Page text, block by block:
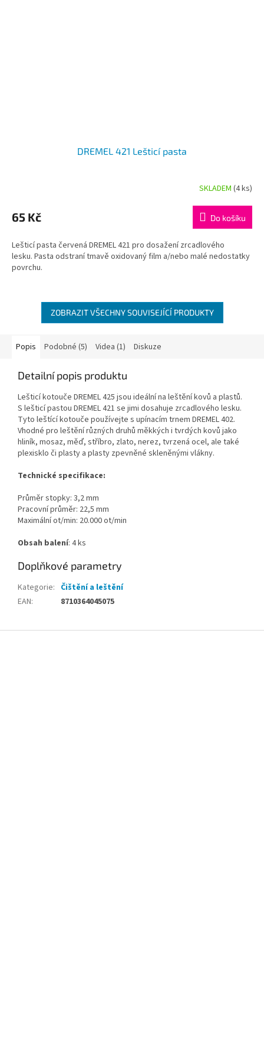
DREMEL 421 Lešticí pasta
SKLADEM (4 ks)
65 Kč Do košíku
Lešticí pasta červená DREMEL 421 pro dosažení zrcadlového
lesku. Pasta odstraní tmavě oxidovaný film a/nebo malé nedostatky
povrchu.
ZOBRAZIT VŠECHNY SOUVISEJÍCÍ PRODUKTY
Popis Podobné (5) Videa (1) Diskuze
Detailní popis produktu
Lešticí kotouče DREMEL 425 jsou ideální na leštění kovů a plastů.
S lešticí pastou DREMEL 421 se jimi dosahuje zrcadlového lesku.
Tyto leštící kotouče používejte s upínacím trnem DREMEL 402.
Vhodné pro leštění různých druhů měkkých i tvrdých kovů jako
hliník, mosaz, měď, stříbro, zlato, nerez, tvrzená ocel, ale také
plexisklo či plasty a plasty zpevněné skleněnými vlákny.
Technické specifikace:
Průměr stopky: 3,2 mm
Pracovní průměr: 22,5 mm
Maximální ot/min: 20.000 ot/min
Obsah balení: 4 ks
Doplňkové parametry
Kategorie: Čištění a leštění
EAN: 8710364045075